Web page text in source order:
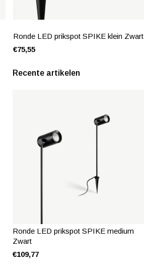
Ronde LED prikspot SPIKE klein Zwart
€75,55
Recente artikelen
Ronde LED prikspot SPIKE medium
Zwart
€109,77